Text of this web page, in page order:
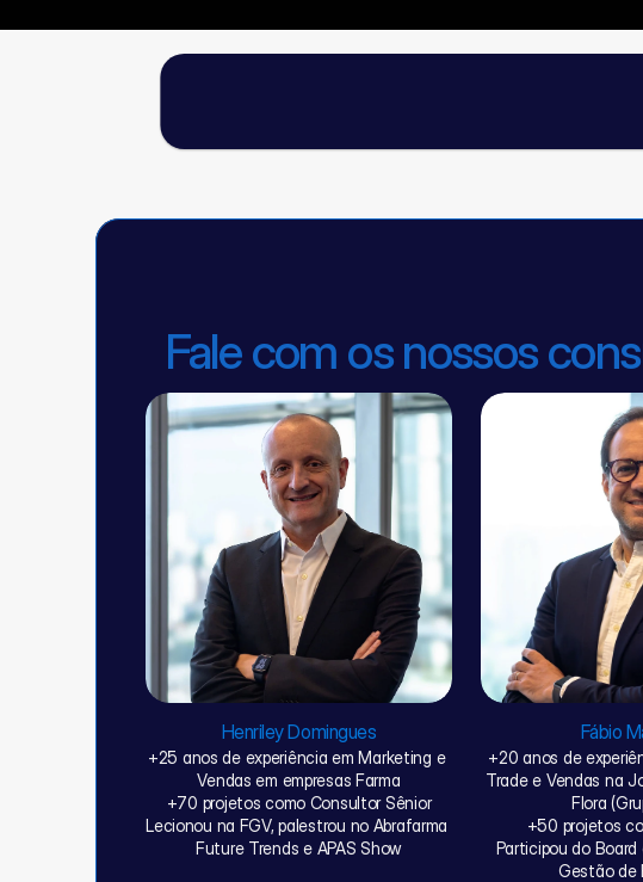
Fale com os nossos
Henriley Domingues
+25 anos de experiência em Marketing e
Vendas em empresas Farma
+70 projetos como Consultor Sênior
Lecionou na FGV, palestrou no Abrafarma
Future Trends e APAS Show
Fábio
+20 anos de
Trade e Vendas na
Flora
+50 projetos
Participou do
Gestão de